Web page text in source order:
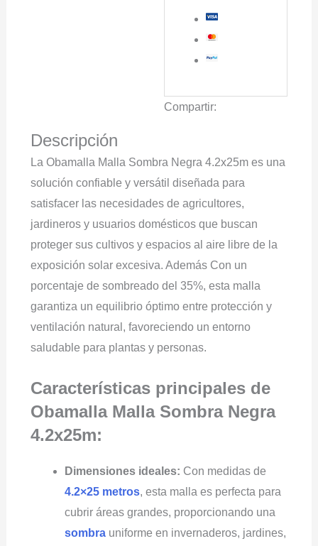
Compartir:
Descripción
La Obamalla Malla Sombra Negra 4.2x25m es una
solución confiable y versátil diseñada para
satisfacer las necesidades de agricultores,
jardineros y usuarios domésticos que buscan
proteger sus cultivos y espacios al aire libre de la
exposición solar excesiva. Además Con un
porcentaje de sombreado del 35%, esta malla
garantiza un equilibrio óptimo entre protección y
ventilación natural, favoreciendo un entorno
saludable para plantas y personas.
Características principales de
Obamalla Malla Sombra Negra
4.2x25m:
Dimensiones ideales: Con medidas de
4.2×25 metros, esta malla es perfecta para
cubrir áreas grandes, proporcionando una
sombrauniforme en invernaderos, jardines,